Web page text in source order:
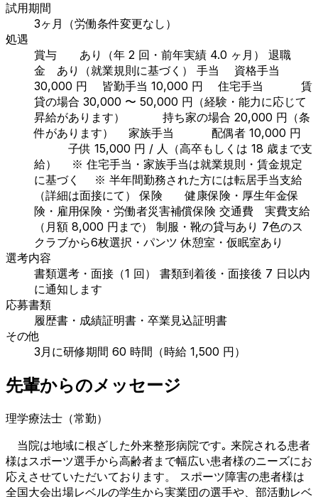
試用期間
3ヶ月（労働条件変更なし）
処遇
賞与 あり（年 2 回・前年実績 4.0 ヶ月） 退職
金 あり（就業規則に基づく） 手当 資格手当
30,000 円 皆勤手当 10,000 円 住宅手当 賃
貸の場合 30,000 〜 50,000 円（経験・能力に応じて
昇給があります） 持ち家の場合 20,000 円（条
件があります） 家族手当 配偶者 10,000 円
子供 15,000 円 / 人（高卒もしくは 18 歳まで支
給） ※ 住宅手当・家族手当は就業規則・賃金規定
に基づく ※ 半年間勤務された方には転居手当支給
（詳細は面接にて） 保険 健康保険・厚生年金保
険・雇用保険・労働者災害補償保険 交通費 実費支給
（月額 8,000 円まで） 制服・靴の貸与あり 7色のス
クラブから6枚選択・パンツ 休憩室・仮眠室あり
選考内容
書類選考・面接（1 回） 書類到着後・面接後 7 日以内
に通知します
応募書類
履歴書・成績証明書・卒業見込証明書
その他
3月に研修期間 60 時間（時給 1,500 円）
先輩からのメッセージ
理学療法士（常勤）
当院は地域に根ざした外来整形病院です｡ 来院される患者
様はスポーツ選手から高齢者まで幅広い患者様のニーズにお
応えさせていただいております。 スポーツ障害の患者様は
全国大会出場レベルの学生から実業団の選手や、部活動レベ